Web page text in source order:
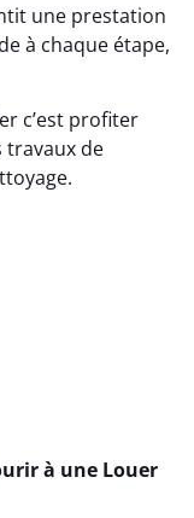
une prestation
à chaque étape,
c’est profiter
travaux de
à une Louer